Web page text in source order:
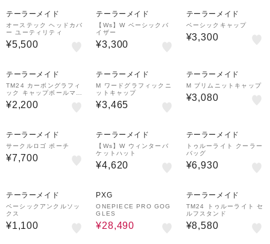
テーラーメイド
オーステック ヘッドカバ
ー ユーティリティ
¥5,500
テーラーメイド
【Ws】W ベーシックバ
イザー
¥3,300
テーラーメイド
ベーシックキャップ
¥3,300
テーラーメイド
TM24 カーボングラフィ
ック キャップボールマー
カー
¥2,200
テーラーメイド
M ワードグラフィックニ
ットキャップ
¥3,465
テーラーメイド
M ブリムニットキャップ
¥3,080
テーラーメイド
サークルロゴ ポーチ
¥7,700
テーラーメイド
【Ws】W ウィンターバ
ケットハット
¥4,620
テーラーメイド
トゥルーライト クーラー
バッグ
¥6,930
テーラーメイド
ベーシックアンクルソッ
クス
¥1,100
PXG
ONEPIECE PRO GOG
GLES
¥28,490
テーラーメイド
TM24 トゥルーライト セ
ルフスタンド
¥8,580